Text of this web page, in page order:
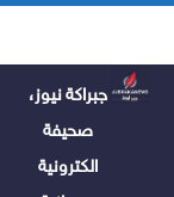
جبراكة نيوز،
صحيفة
الكترونية